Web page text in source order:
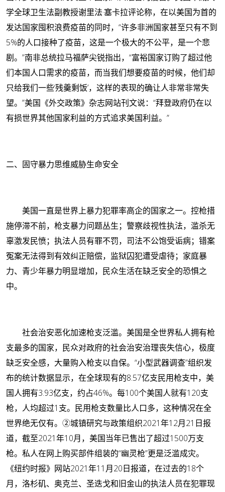
学全球卫生法副教授谢里法·塞卡拉评论称，在以美国为首的
发达国家囤积浪费疫苗的同时，“许多非洲国家甚至只有不到
5%的人口接种了疫苗，这是一个极大的不公平，是一个悲
剧。”南非总统拉马福萨尖锐指出，“富裕国家订购了超过他
们本国人口需求的疫苗，而当我们想要疫苗的时候，他们却
只给我们一些‘残羹剩饭’，这样的表现的确让人非常非常失
望。”美国《外交政策》杂志网站刊文说：“拜登政府仍在以
有损世界其他国家利益的方式追求美国利益。”
二、固守暴力思维威胁生命安全
美国一直是世界上暴力犯罪率高企的国家之一。 控枪措
施停滞不前，枪支暴力问题丛生；警察歧视性执法，滥杀无
辜激发民愤；执法人员有罪不罚，司法不公饱受诟病；错案
冤案无法得到有效纠正赔偿，监狱囚犯遭受虐待；家庭暴
力、青少年暴力明显增加，民众生活在缺乏安全的恐惧之
中。
社会治安恶化加速枪支泛滥。 美国是全世界私人拥有枪
支最多的国家，民众对政府的社会治安治理丧失信心，极度
缺乏安全感，大量购入枪支以自保。“小型武器调查”组织发
布的统计数据显示，在全球现有的8.57亿支民用枪支中，美
国人拥有3.93亿支，约占46%。每100个美国人就有120支
枪，人均超过1支。民用枪支数量比人口多，这种情况在全
世界绝无仅有。 ②城镇研究与政策组织2021年12月21日报
道，截至2021年10月，美国当年已售出了超过1500万支
枪。私人在网上购买部件组装的“幽灵枪”更是泛滥成灾。
《纽约时报》网站2021年11月20日报道，在过去的18个
月，洛杉矶、奥克兰、圣迭戈和旧金山的执法人员在犯罪现